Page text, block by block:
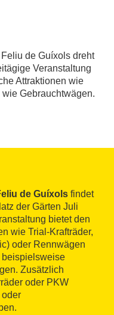
de Guíxols dreht
Veranstaltung
Attraktionen wie
Gebrauchtwägen.
de Guíxols findet
der Gärten Juli
bietet den
wie Trial-Krafträder,
oder Rennwägen
Zusätzlich
oder PKW